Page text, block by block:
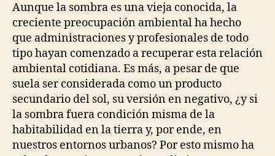
Aunque la sombra es una vieja conocida, la
creciente preocupación ambiental ha hecho
que administraciones y profesionales de todo
tipo hayan comenzado a recuperar esta relación
ambiental cotidiana. Es más, a pesar de que
suela ser considerada como un producto
secundario del sol, su versión en negativo, ¿y si
la sombra fuera condición misma de la
habitabilidad en la tierra y, por ende, en
nuestros entornos urbanos? Por esto mismo ha